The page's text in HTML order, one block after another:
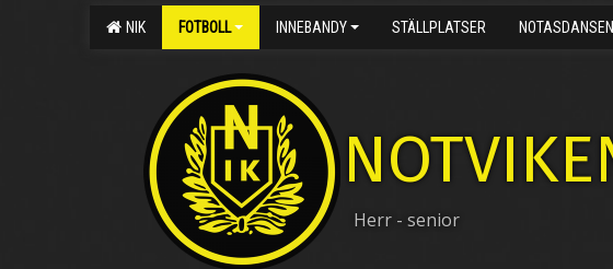
NIK FOTBOLL INNEBANDY STÄLLPLATSER NOTASDANSEN
Herr - senior